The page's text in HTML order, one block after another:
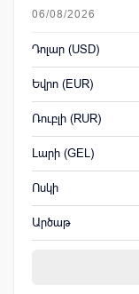
06/08/2026
Դոլար (USD)
Եվրո (EUR)
Ռուբլի (RUR)
Լարի (GEL)
Ոսկի
Արծաթ